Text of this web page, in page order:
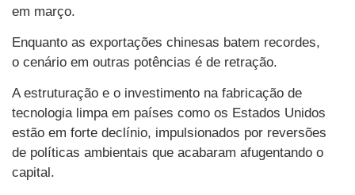
em março.
Enquanto as exportações chinesas batem recordes,
o cenário em outras potências é de retração.
A estruturação e o investimento na fabricação de
tecnologia limpa em países como os Estados Unidos
estão em forte declínio, impulsionados por reversões
de políticas ambientais que acabaram afugentando o
capital.